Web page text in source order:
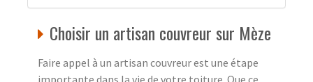
Choisir un artisan couvreur sur Mèze
Faire appel à un artisan couvreur est une étape